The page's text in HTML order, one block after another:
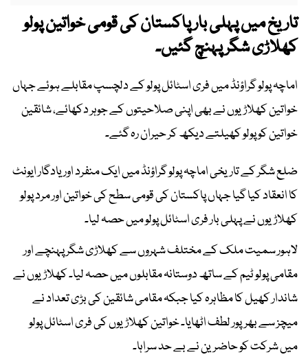
تاریخ میں پہلی بار پاکستان کی قومی خواتین پولو
کھلاڑی شگر پہنچ گئیں۔
اماچہ پولو گراؤنڈ میں فری اسٹائل پولو کے دلچسپ مقابلے ہوئے جہاں
خواتین کھلاڑیوں نے بھی اپنی صلاحیتوں کے جوہر دکھائے، شائقین
خواتین کو پولو کھیلتے دیکھ کر حیران رہ گئے۔
ضلع شگر کے تاریخی اماچہ پولو گراؤنڈ میں ایک منفرد اور یادگار ایونٹ
کا انعقاد کیا گیا جہاں پاکستان کی قومی سطح کی خواتین اور مرد پولو
کھلاڑیوں نے پہلی بار فری اسٹائل پولو میں حصہ لیا۔
لاہور سمیت ملک کے مختلف شہروں سے کھلاڑی شگر پہنچے اور
مقامی پولو ٹیم کے ساتھ دوستانہ مقابلوں میں حصہ لیا۔ کھلاڑیوں نے
شاندار کھیل کا مظاہرہ کیا جبکہ مقامی شائقین کی بڑی تعداد نے
میچز سے بھرپور لطف اٹھایا۔ خواتین کھلاڑیوں کی فری اسٹائل پولو
میں شرکت کو حاضرین نے بے حد سراہا۔